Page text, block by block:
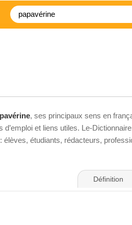
, ses principaux sens en
et liens utiles. Le-
étudiants, rédacteurs,
Définition